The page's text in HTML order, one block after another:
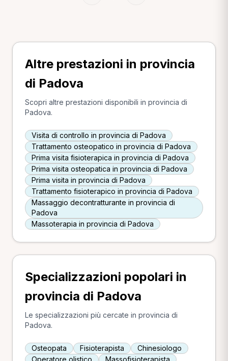
Altre prestazioni in provincia
di Padova
Scopri altre prestazioni disponibili in provincia di
Padova.
Visita di controllo in provincia di Padova
Trattamento osteopatico in provincia di Padova
Prima visita fisioterapica in provincia di Padova
Prima visita osteopatica in provincia di Padova
Prima visita in provincia di Padova
Trattamento fisioterapico in provincia di Padova
Massaggio decontratturante in provincia di
Padova
Massoterapia in provincia di Padova
Specializzazioni popolari in
provincia di Padova
Le specializzazioni più cercate in provincia di
Padova.
Osteopata Fisioterapista
Chinesiologo
Operatore olistico
Massofisioterapista